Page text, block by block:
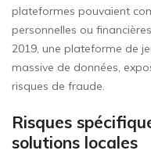
plateformes pouvaient
personnelles ou
2019, une plateforme de
massive de données,
risques de fraude.
Risques
solutions locales